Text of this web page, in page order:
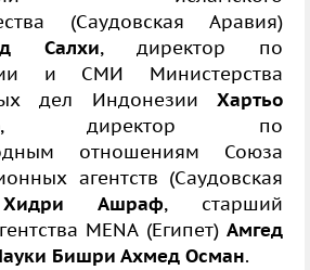
(Саудовская Аравия)
Салхи, директор по
и СМИ Министерства
дел Индонезии Хартьо
, директор по
отношениям Союза
агентств (Саудовская
Хидри Ашраф, старший
MENA (Египет) Амгед
Бишри Ахмед Осман.